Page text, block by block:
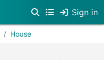
Sign in
House